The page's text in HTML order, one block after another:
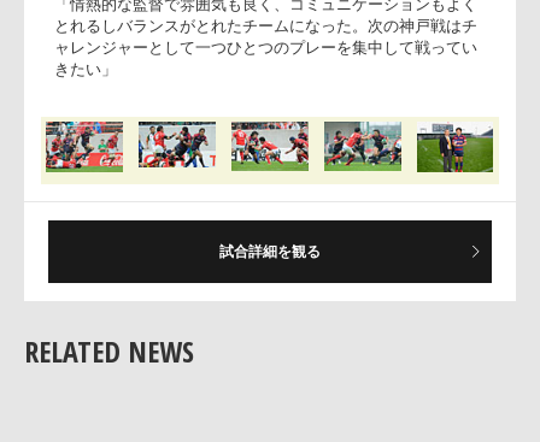
前田監督(右)、高キャプテ
ウンでコミュニケーションをとっ
ていくこと。
重光の正確なキックで助けてもら
○高 忠伸キャプテン
「まず監督に感謝と『おめでとう』と言いたいです、『雨の
中、勝ててよかったな!』がいまの実感です」
──昨年のチームと比べて?
きたい」
試合詳細を観る
RELATED NEWS